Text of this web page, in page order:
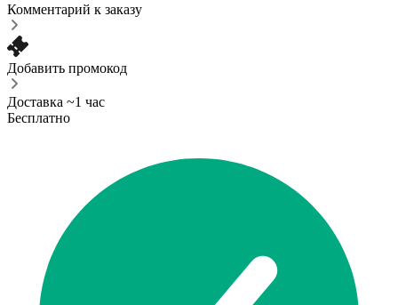
Комментарий к заказу
Добавить промокод
Доставка ~1 час
Бесплатно